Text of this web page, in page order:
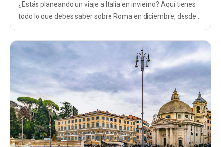
¿Estás planeando un viaje a Italia en invierno? Aquí tienes
todo lo que debes saber sobre Roma en diciembre, desde
el tiempo hasta qué ropa ponerte y qué cosas hacer.